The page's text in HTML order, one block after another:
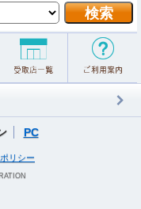
PC
リシー